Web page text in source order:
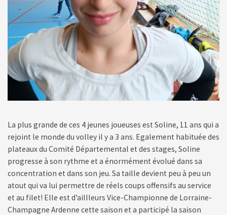
La plus grande de ces 4 jeunes joueuses est Soline, 11 ans qui a
rejoint le monde du volley il y a 3 ans. Egalement habituée des
plateaux du Comité Départemental et des stages, Soline
progresse à son rythme et a énormément évolué dans sa
concentration et dans son jeu. Sa taille devient peu à peu un
atout qui va lui permettre de réels coups offensifs au service
et au filet! Elle est d’aillleurs Vice-Championne de Lorraine-
Champagne Ardenne cette saison et a participé la saison